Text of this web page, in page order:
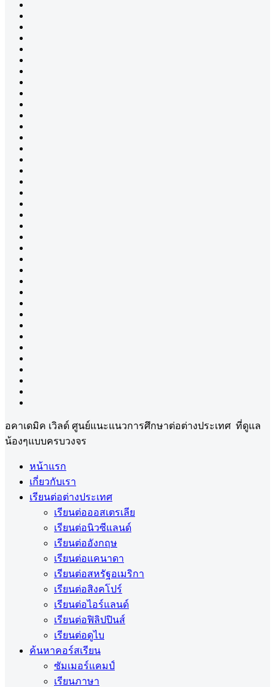
อคาเดมิค เวิลด์ ศูนย์แนะแนวการศึกษาต่อต่างประเทศ ที่ดูแล
น้องๆแบบครบวงจร
หน้าแรก
เกี่ยวกับเรา
เรียนต่อต่างประเทศ
เรียนต่อออสเตรเลีย
เรียนต่อนิวซีแลนด์
เรียนต่ออังกฤษ
เรียนต่อแคนาดา
เรียนต่อสหรัฐอเมริกา
เรียนต่อสิงคโปร์
เรียนต่อไอร์แลนด์
เรียนต่อฟิลิปปินส์
เรียนต่อดูไบ
ค้นหาคอร์สเรียน
ซัมเมอร์แคมป์
เรียนภาษา